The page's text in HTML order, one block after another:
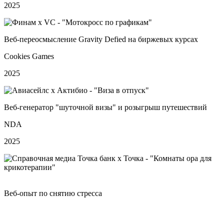
2025
Веб‑переосмысление Gravity Defied на биржевых курсах
Cookies Games
2025
Веб‑генератор "шуточной визы" и розыгрыш путешествий
NDA
2025
Веб‑опыт по снятию стресса